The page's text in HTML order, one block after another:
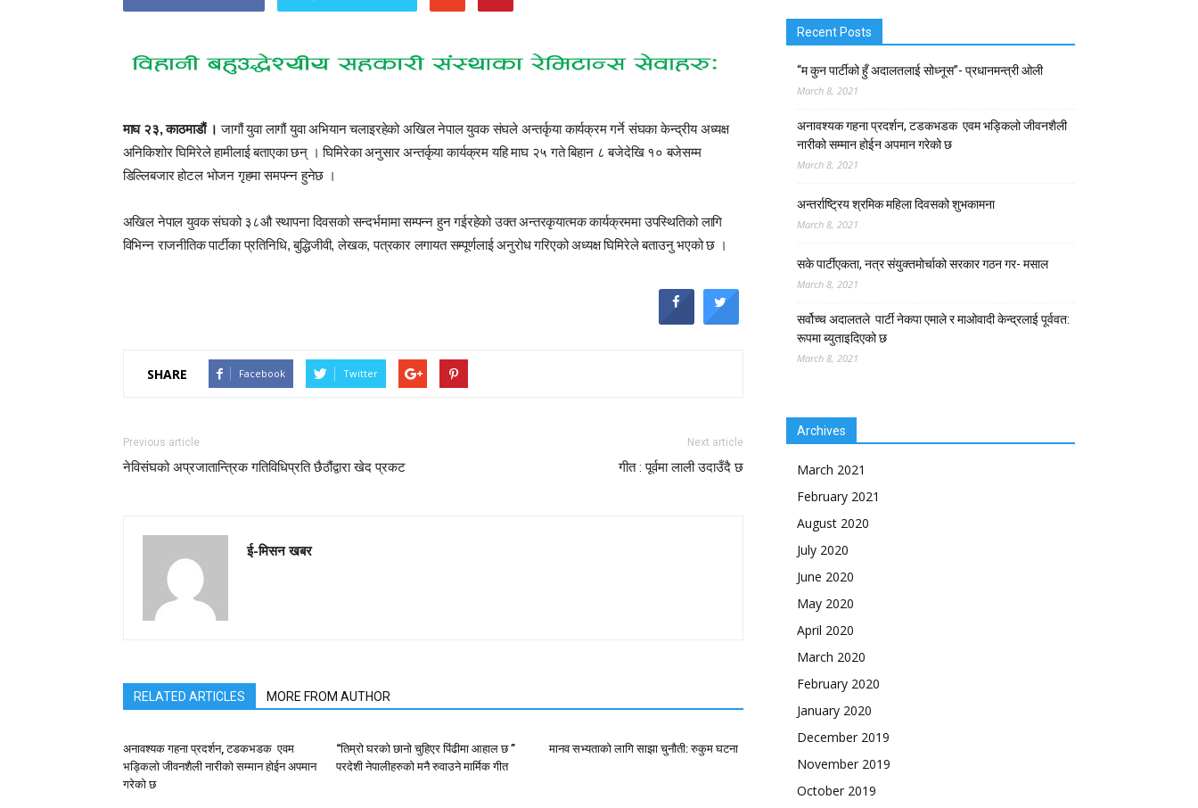
माघ २३, काठमाडौं ।जागौं युवा लागौं युवा अभियान चलाइरहेको अखिल नेपाल युवक संघले अन्तर्कृया कार्यक्रम गर्ने संघका केन्द्रीय अध्यक्ष
अनिकिशोर घिमिरेले हामीलाई बताएका छन् । घिमिरेका अनुसार अन्तर्कृया कार्यक्रम यहि माघ २५ गते बिहान ८ बजेदेखि १० बजेसम्म
डिल्लिबजार होटल भोजन गृहमा समपन्न हुनेछ ।
अखिल नेपाल युवक संघको ३८औ स्थापना दिवसको सन्दर्भमामा सम्पन्न हुन गईरहेको उक्त अन्तरकृयात्मक कार्यक्रममा उपस्थितिको लागि
विभिन्न राजनीतिक पार्टीका प्रतिनिधि, बुद्धिजीवी, लेखक, पत्रकार लगायत सम्पूर्णलाई अनुरोध गरिएको अध्यक्ष घिमिरेले बताउनु भएको छ ।
SHARE Facebook Twitter
Previous article
नेविसंघको अप्रजातान्त्रिक गतिविधिप्रति छैठौंद्वारा खेद प्रकट
Next article
गीत : पूर्वमा लाली उदाउँदै छ
ई-मिसन खबर
RELATED ARTICLES MORE FROM AUTHOR
अनावश्यक गहना प्रदर्शन, टडकभडक एवम
भड्किलो जीवनशैली नारीको सम्मान होईन अपमान
गरेको छ
“तिम्रो घरको छानो चुहिएर पिंढीमा आहाल छ ”
परदेशी नेपालीहरुको मनै रुवाउने मार्मिक गीत
मानव सभ्यताको लागि साझा चुनौती: रुकुम घटना
Recent Posts
“म कुन पार्टीको हुँ अदालतलाई सोध्नूस”- प्रधानमन्त्री ओली
March 8, 2021
अनावश्यक गहना प्रदर्शन, टडकभडक एवम भड्किलो जीवनशैली
नारीको सम्मान होईन अपमान गरेको छ
March 8, 2021
अन्तर्राष्ट्रिय श्रमिक महिला दिवसको शुभकामना
March 8, 2021
सके पार्टीएकता, नत्र संयुक्तमोर्चाको सरकार गठन गर- मसाल
March 8, 2021
सर्वोच्च अदालतले पार्टी नेकपा एमाले र माओवादी केन्द्रलाई पूर्ववत:
रूपमा ब्युताइदिएको छ
March 8, 2021
Archives
March 2021
February 2021
August 2020
July 2020
June 2020
May 2020
April 2020
March 2020
February 2020
January 2020
December 2019
November 2019
October 2019